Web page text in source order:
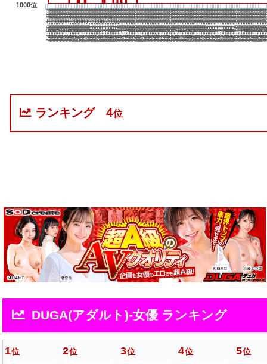
2024-05-27
2024-06-01
2024-06-06
2024-06-11
2024-06-16
2024-06-21
2024-06-26
2024-07-01
2024-07-06
2024-07-11
2024-07-16
2024-07-21
2024-07-26
2024-07-31
2024-08-05
2024-08-10
2024-08-15
2024-08-20
2024-08-25
2024-08-30
2024-09-04
2024-09-09
2024-09-14
2024-09-19
2024-09-24
2024-09-29
2024-10-04
2024-10-09
2024-10-14
2024-10-19
2024-10-24
2024-10-29
2024-11-03
2024-11-08
2024-11-13
2024-11-18
2024-11-23
2024-11-28
2024-12-03
2024-12-08
2024-12-13
2024-12-18
2024-12-23
2024-12-28
2025-01-02
2025-01-07
2025-01-12
2025-01-17
2025-01-22
2025-01-27
2025-02-01
2025-02-06
2025-02-11
2025-02-16
2025-02-21
2025-02-26
2025-03-03
2025-03-08
2025-03-13
2025-03-18
2025-03-23
2025-03-28
2025-04-02
2025-04-07
2025-04-12
2025-04-17
2025-04-22
2025-04-27
2025-05-02
2025-05-07
2025-05-12
2025-05-17
2025-05-22
2025-05-27
2025-06-01
2025-06-06
2025-06-11
2025-06-16
2025-06-21
2025-06-26
2025-07-01
2025-07-06
2025-07-11
2025-07-16
2025-07-21
2025-07-26
2025-07-31
2025-08-05
2025-08-10
2025-08-15
2025-08-20
2025-08-25
2025-08-30
2025-09-04
2025-09-09
2025-09-14
2025-09-19
2025-09-24
2025-09-29
2025-10-04
2025-10-09
2025-10-14
2025-10-19
2025-10-24
2025-10-29
2025-11-03
2025-11-08
2025-11-13
2025-11-18
2025-11-23
2025-11-28
2025-12-03
2025-12-08
2025-12-13
2025-12-18
2025-12-23
2025-12-28
2026-01-02
2026-01-07
2026-01-12
2026-01-17
2026-01-22
2026-01-27
2026-02-01
2026-02-06
2026-02-11
2026-02-16
2026-02-21
2026-02-26
2026-03-03
2026-03-08
2026-03-13
2026-03-18
2026-03-23
2026-03-28
1000位
ランキング 4位
DUGA(アダルト)-女優 ランキング
1位 2位 3位 4位 5位